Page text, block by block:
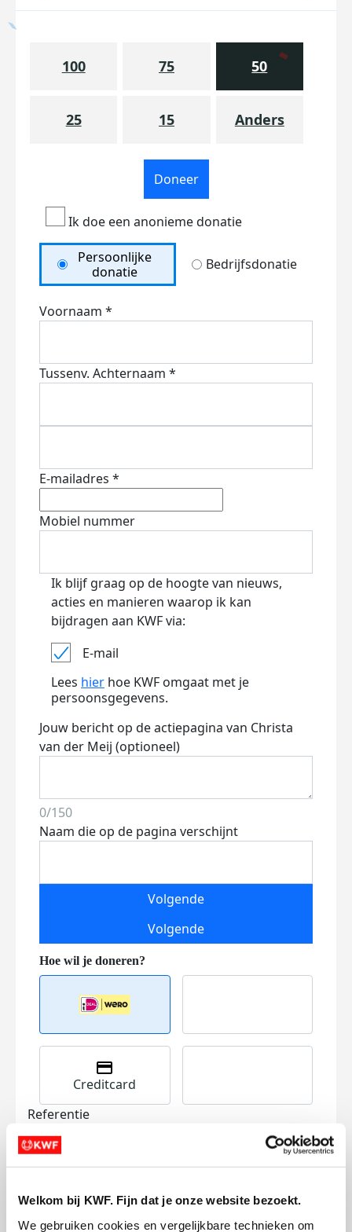
Welkom bij KWF. Fijn dat je onze website bezoekt.
We gebruiken cookies en vergelijkbare technieken om
100 75 50
25 15 Anders
Doneer
Ik doe een anonieme donatie
Persoonlijke
donatie
Bedrijfsdonatie
Voornaam *
Tussenv. Achternaam *
E-mailadres *
Mobiel nummer
Ik blijf graag op de hoogte van nieuws,
acties en manieren waarop ik kan
bijdragen aan KWF via:
E-mail
Lees hier hoe KWF omgaat met je
persoonsgegevens.
Jouw bericht op de actiepagina van Christa
van der Meij (optioneel)
0/150
Naam die op de pagina verschijnt
Volgende
Volgende
Creditcard
Referentie